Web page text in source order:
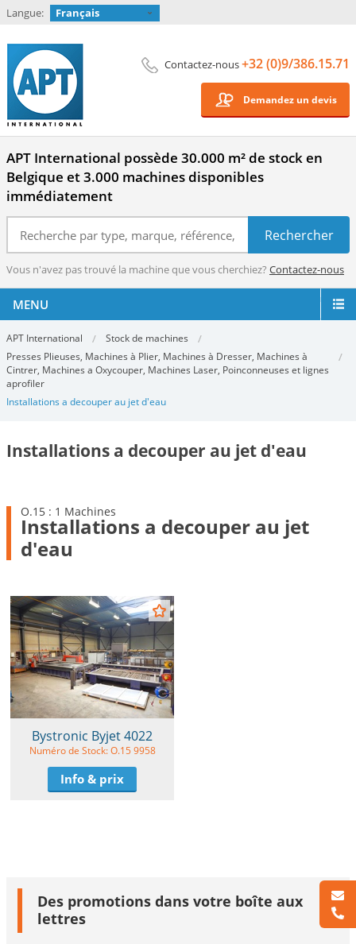
Langue: Français
Contactez-nous+32 (0)9/386.15.71
Demandez un devis
APT International possède 30.000 m² de stock en
Belgique et 3.000 machines disponibles
immédiatement
Vous n'avez pas trouvé la machine que vous cherchiez? Contactez-nous
MENU
APT International
Stock de machines
Presses Plieuses, Machines à Plier, Machines à Dresser, Machines à
Cintrer, Machines a Oxycouper, Machines Laser, Poinconneuses et lignes
aprofiler
Installations a decouper au jet d'eau
Installations a decouper au jet d'eau
O.15 : 1 Machines
Installations a decouper au jet
d'eau
Bystronic Byjet 4022
Numéro de Stock: O.15 9958
Info & prix
Des promotions dans votre boîte aux
lettres